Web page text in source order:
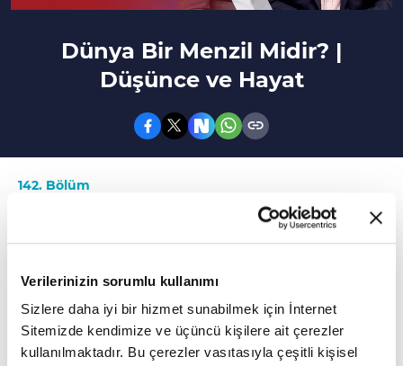
Verilerinizin sorumlu kullanımı
Sizlere daha iyi bir hizmet sunabilmek için İnternet
Sitemizde kendimize ve üçüncü kişilere ait çerezler
kullanılmaktadır. Bu çerezler vasıtasıyla çeşitli kişisel
Dünya Bir Menzil Midir? |
Düşünce ve Hayat
142. Bölüm
Dünya Sevgisi, İnsanın Korkularıı Bastırma
Çabasından mı Kaynaklanır?
hayata farklı pencerelerden bakmamızı
sağlayacak meselelerin konuşulduğu ve